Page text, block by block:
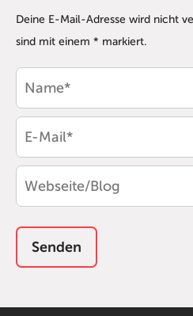
Deine E-Mail-Adresse wird nicht
sind mit einem * markiert.